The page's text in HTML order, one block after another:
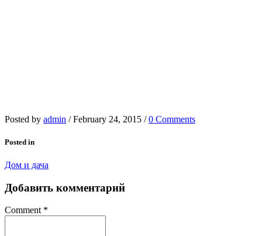
Posted by admin / February 24, 2015 / 0 Comments
Posted in
Дом и дача
Добавить комментарий
Comment *